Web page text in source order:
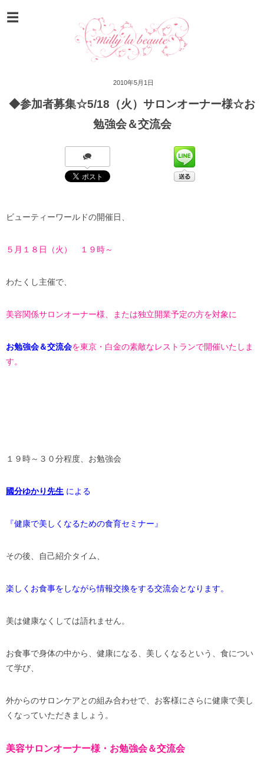
2010年5月1日
◆参加者募集☆5/18（火）サロンオーナー様☆お
勉強会＆交流会
ビューティーワールドの開催日、
５月１８日（火） １９時～
わたくし主催で、
美容関係サロンオーナー様、または独立開業予定の方を対象に
お勉強会＆交流会を東京・白金の素敵なレストランで開催いたしま
す。
１９時～３０分程度、お勉強会
國分ゆかり先生 による
『健康で美しくなるための食育セミナー』
その後、自己紹介タイム、
楽しくお食事をしながら情報交換をする交流会となります。
美は健康なくしては語れません。
お食事で身体の中から、健康になる、美しくなるという、食につい
て学び、
外からのサロンケアとの組み合わせで、お客様にさらに健康で美し
くなっていただきましょう。
美容サロンオーナー様・お勉強会＆交流会